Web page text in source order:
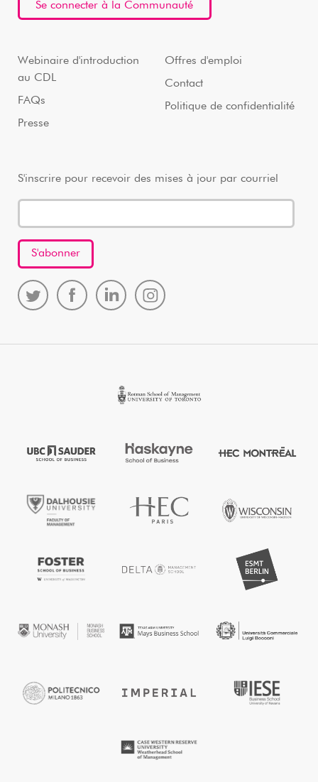
Se connecter à la Communauté
Webinaire d'introduction
au CDL
FAQs
Presse
Offres d'emploi
Contact
Politique de confidentialité
S'inscrire pour recevoir des mises à jour par courriel